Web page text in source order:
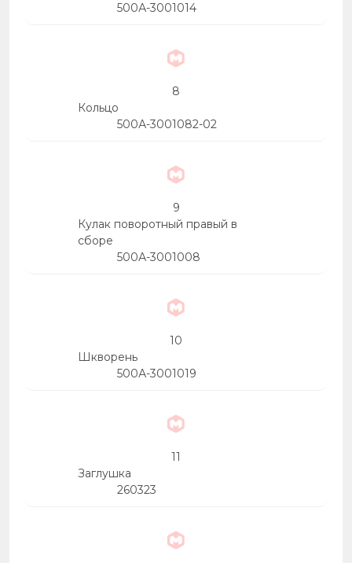
500А-3001014
8
Кольцо
500А-3001082-02
9
Кулак поворотный правый в
сборе
500А-3001008
10
Шкворень
500А-3001019
11
Заглушка
260323